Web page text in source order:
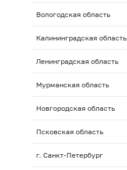
Вологодская область
Калининградская область
Ленинградская область
Мурманская область
Новгородская область
Псковская область
г. Санкт-Петербург